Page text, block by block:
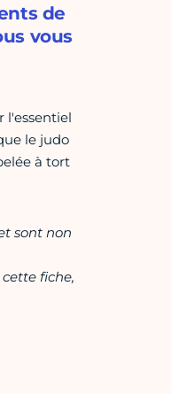
de
vous
l'essentiel
le judo
à tort
sont non
fiche,